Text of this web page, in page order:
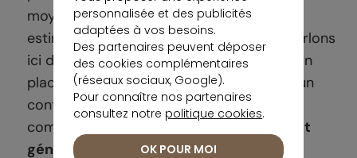
moyenne de 4,25 % en 2022 contre 1,70 %
estimé la même année. Toutefois, nous parlons
ici du fonds en euros de l’assurance-vie, un
placement sécurisé. En faisant le choix d’un
contrat multisupport avec des unités de
compte,
le contrat d’assurance-vie peut
générer une rentabilité bien plus
personnalisée et des publicités
adaptées à vos besoins.
Des partenaires peuvent déposer
des cookies complémentaires
(réseaux sociaux, Google).
Pour connaître nos partenaires
consultez notre politique cookies.
OK POUR MOI